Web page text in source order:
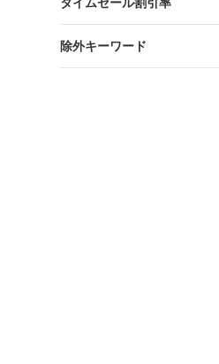
タイムセール割引率
除外キーワード